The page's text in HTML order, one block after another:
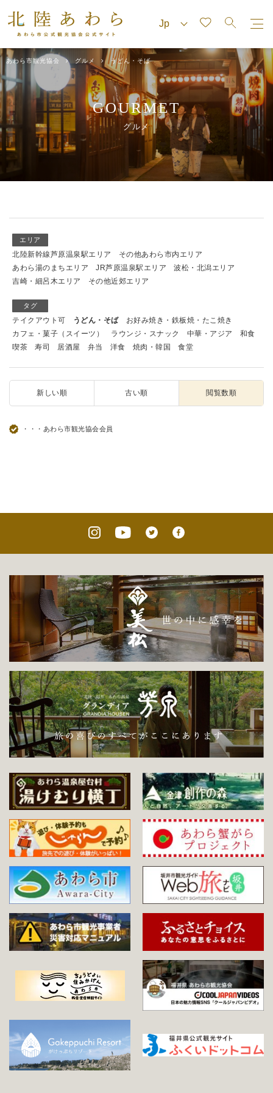
あわら市観光協会 グルメ うどん・そば
GOURMET
グルメ
エリア
北陸新幹線芦原温泉駅エリア
その他あわら市内エリア
あわら湯のまちエリア
JR芦原温泉駅エリア
波松・北潟エリア
吉崎・細呂木エリア
その他近郊エリア
タグ
テイクアウト可 うどん・そば
お好み焼き・鉄板焼・たこ焼き
カフェ・菓子（スイーツ）
ラウンジ・スナック 中華・アジア
和食
喫茶
寿司 居酒屋 弁当 洋食 焼肉・韓国 食堂
新しい順 古い順 閲覧数順
・・・あわら市観光協会会員